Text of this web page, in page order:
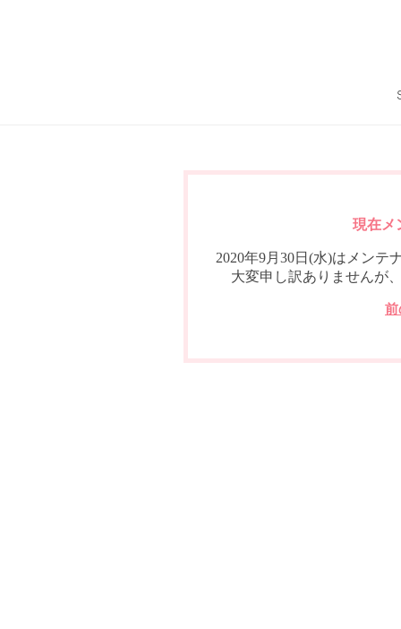
現在メ
2020年9月30日(水)はメンテ
大変申し訳ありませんが
前